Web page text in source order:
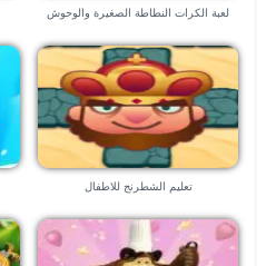
لعبة الكرات النطاطة الصغيرة والوحوش
تعليم الشطرنج للاطفال